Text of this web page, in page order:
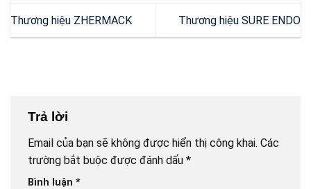
Thương hiệu ZHERMACK Thương hiệu SURE ENDO
Trả lời
Email của bạn sẽ không được hiển thị công khai. Các
trường bắt buộc được đánh dấu *
Bình luận *